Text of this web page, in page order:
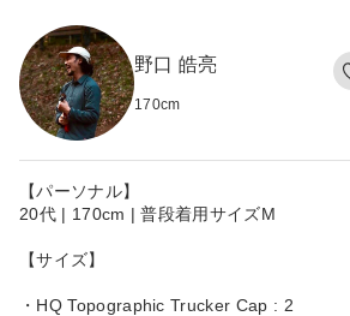
野口 皓亮
170cm
【パーソナル】
20代 | 170cm | 普段着用サイズM
【サイズ】
・HQ Topographic Trucker Cap : 2